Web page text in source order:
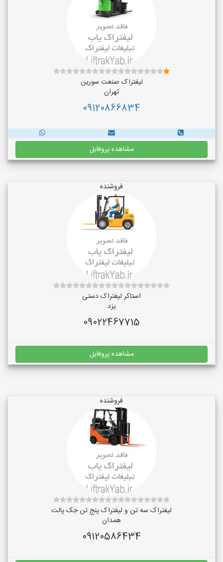
لیفتراک صنعت سورین
تهران
09120866834
مشاهده پروفایل
فروشنده
استاکر لیفتراک دستی
یزد
09022467715
مشاهده پروفایل
فروشنده
لیفتراک سه تن و لیفتراک پنج تن جک پالت
همدان
09120586434